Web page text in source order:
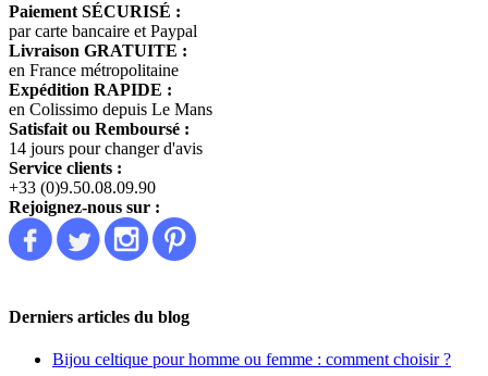
Paiement SÉCURISÉ :
par carte bancaire et Paypal
Livraison GRATUITE :
en France métropolitaine
Expédition RAPIDE :
en Colissimo depuis Le Mans
Satisfait ou Remboursé :
14 jours pour changer d'avis
Service clients :
+33 (0)9.50.08.09.90
Rejoignez-nous sur :
Derniers articles du blog
Bijou celtique pour homme ou femme : comment choisir ?